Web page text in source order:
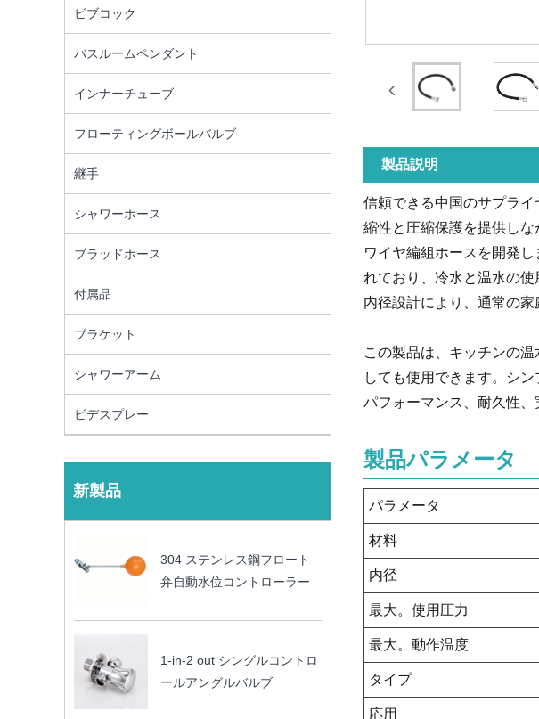
ビブコック
バスルームペンダント
インナーチューブ
フローティングボールバルブ
継手
シャワーホース
ブラッドホース
付属品
ブラケット
シャワーアーム
ビデスプレー
新製品
304 ステンレス鋼フロート
弁自動水位コントローラー
1-in-2 out シングルコントロ
ールアングルバルブ
製品説明
信頼できる中国のサプラ
縮性と圧縮保護を提供し
ワイヤ編組ホースを開発
れており、冷水と温水の
内径設計により、通常の家
この製品は、キッチンの
しても使用できます。シ
パフォーマンス、耐久性
製品パラメータ
パラメータ
材料
内径
最大。使用圧力
最大。動作温度
タイプ
応用